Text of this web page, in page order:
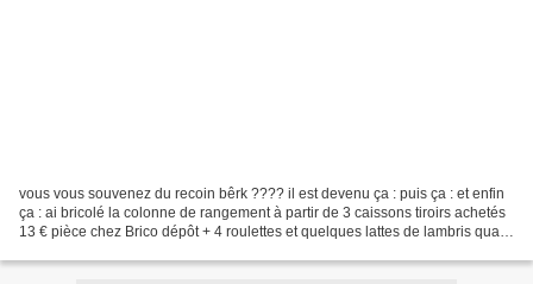
vous vous souvenez du recoin bêrk ???? il est devenu ça : puis ça : et enfin
ça : ai bricolé la colonne de rangement à partir de 3 caissons tiroirs achetés
13 € pièce chez Brico dépôt + 4 roulettes et quelques lattes de lambris quant